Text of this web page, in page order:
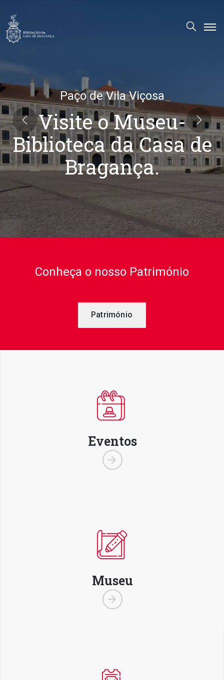
Fundação
Património
Museu
Biblioteca
Galeria
Visitas
Paço de Vila Viçosa
Visite o Museu-
Biblioteca da Casa de
Bragança.
Conheça o nosso Património
Património
Eventos
Museu